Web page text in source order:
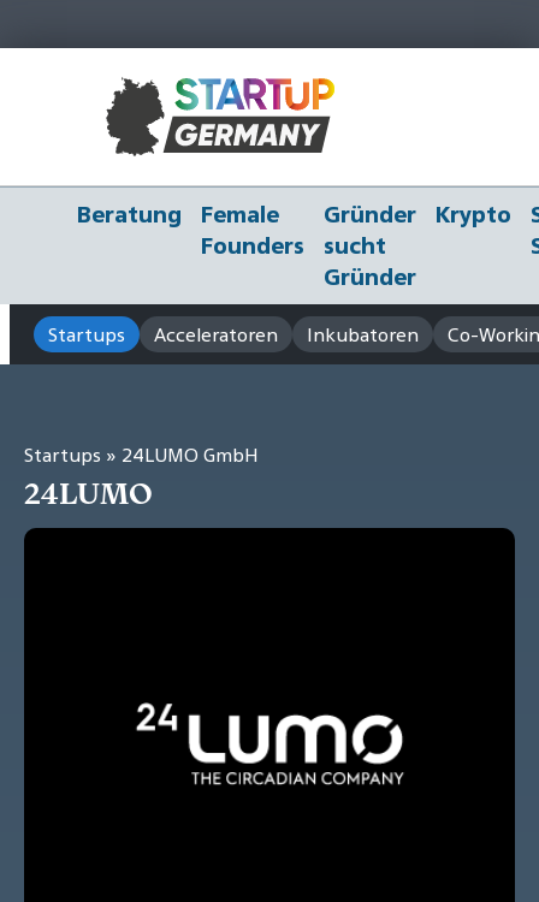
Beratung
Female
Founders
Gründer
sucht
Gründer
Krypto
Startups Acceleratoren Inkubatoren Co-
Startups » 24LUMO GmbH
24LUMO